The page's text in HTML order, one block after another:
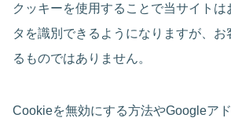
クッキーを使用することで当サイト
タを識別できるようになりますが、お
るものではありません。
Cookieを無効にする方法やGoogleア